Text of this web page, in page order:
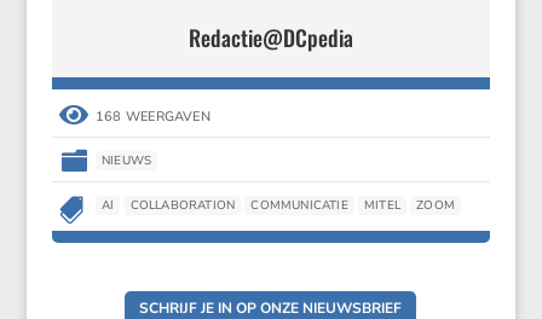
Redactie@DCpedia
 168 WEERGAVEN
 NIEUWS
 AI COLLABORATION COMMUNICATIE MITEL ZOOM
SCHRIJF JE IN OP ONZE NIEUWSBRIEF